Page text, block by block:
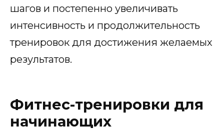
шагов и постепенно увеличивать
интенсивность и продолжительность
тренировок для достижения желаемых
результатов.
Фитнес-тренировки для
начинающих